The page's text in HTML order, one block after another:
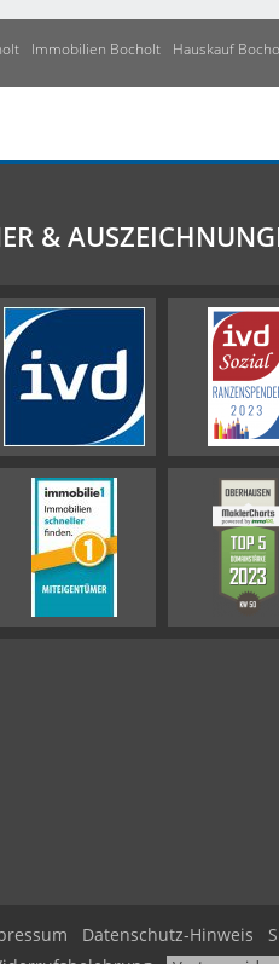
Immobilien Bocholt Hauskauf
&
Datenschutz-Hinweis